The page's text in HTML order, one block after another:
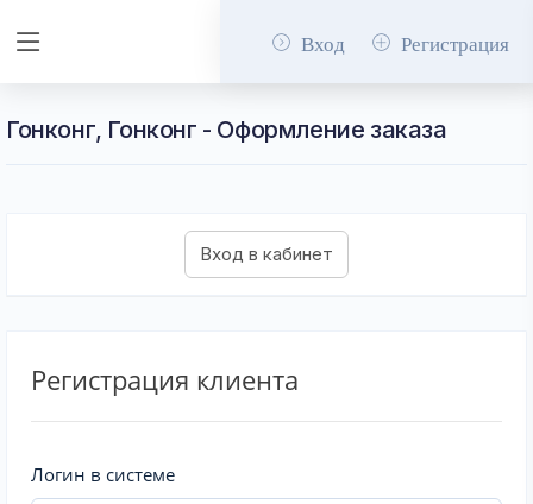
Вход Регистрация
Гонконг, Гонконг - Оформление заказа
Регистрация клиента
Логин в системе